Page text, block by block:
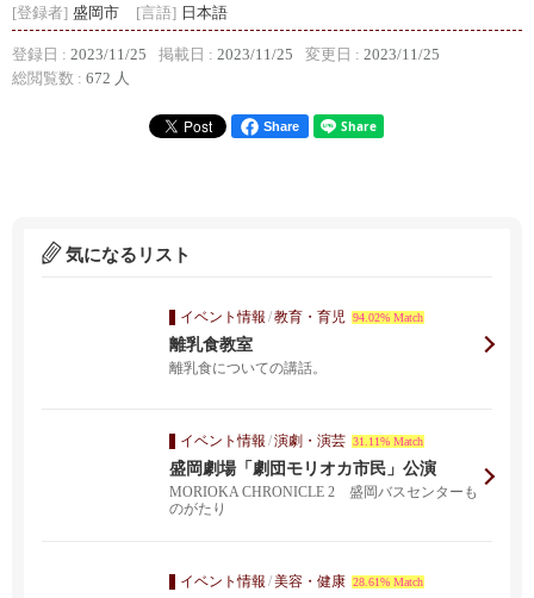
[登録者] 盛岡市 [言語] 日本語
登録日 : 2023/11/25 掲載日 : 2023/11/25 変更日 : 2023/11/25
総閲覧数 : 672 人
Share
気になるリスト
イベント情報 /教育・育児 94.02% Match
離乳食教室
離乳食についての講話。
イベント情報 /演劇・演芸 31.11% Match
盛岡劇場「劇団モリオカ市民」公演
MORIOKA CHRONICLE 2 盛岡バスセンターも
のがたり
イベント情報 /美容・健康 28.61% Match